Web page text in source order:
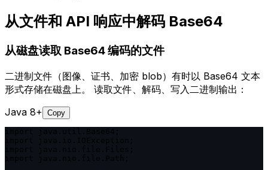
从文件和 API 响应中解码 Base64
从磁盘读取 Base64 编码的文件
二进制文件（图像、证书、加密 blob）有时以 Base64 文本
形式存储在磁盘上。 读取文件、解码、写入二进制输出：
Java 8+ Copy